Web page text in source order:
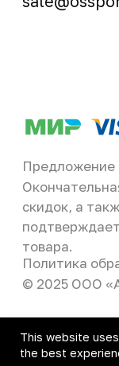
This website
the best